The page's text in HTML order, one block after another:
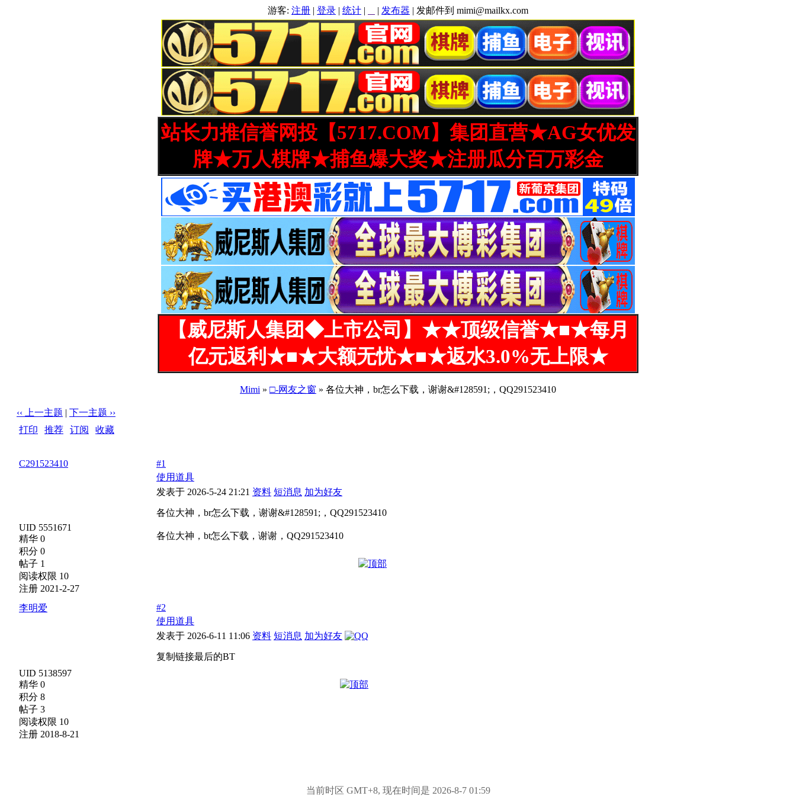
游客: 注册 | 登录 | 统计 | | 发布器 | 发邮件到 mimi@mailkx.com
站长力推信誉网投【5717.COM】集团直营★AG女优发
牌★万人棋牌★捕鱼爆大奖★注册瓜分百万彩金
【威尼斯人集团◆上市公司】★★顶级信誉★■★每月
亿元返利★■★大额无忧★■★返水3.0%无上限★
Mimi » □-网友之窗 » 各位大神，br怎么下载，谢谢&#128591;，QQ291523410
‹‹ 上一主题 | 下一主题 ››
打印
推荐 订阅
收藏
C291523410
UID 5551671
精华 0
积分 0
帖子 1
阅读权限 10
注册 2021-2-27
#1
使用道具
发表于 2026-5-24 21:21 资料 短消息 加为好友
各位大神，br怎么下载，谢谢&#128591;，QQ291523410
各位大神，bt怎么下载，谢谢，QQ291523410
李明爱
UID 5138597
精华 0
积分 8
帖子 3
阅读权限 10
注册 2018-8-21
#2
使用道具
发表于 2026-6-11 11:06 资料 短消息 加为好友
复制链接最后的BT
当前时区 GMT+8, 现在时间是 2026-8-7 01:59